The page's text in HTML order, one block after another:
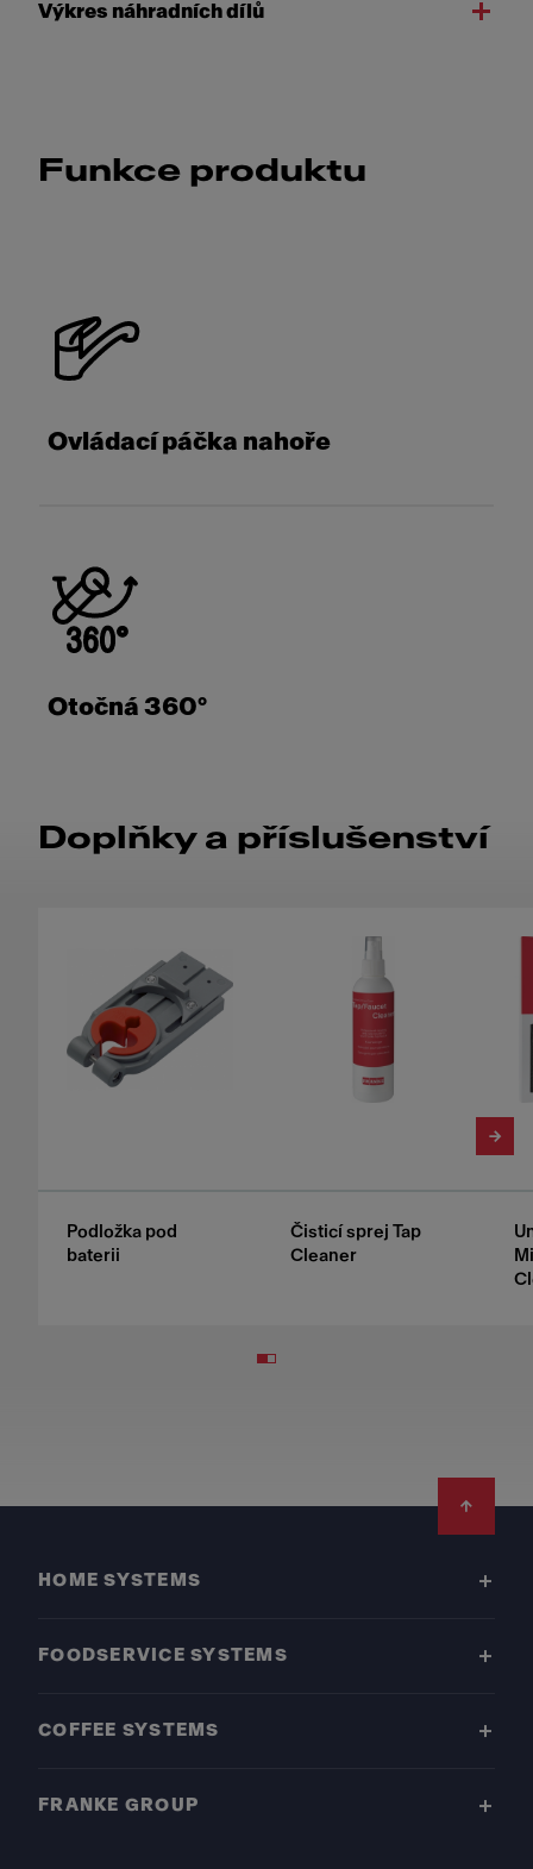
Výkres náhradních dílů
Funkce produktu
Ovládací páčka nahoře
Otočná 360°
Doplňky a příslušenství
Podložka pod
baterii
Čisticí sprej Tap
Cleaner
HOME SYSTEMS
FOODSERVICE SYSTEMS
COFFEE SYSTEMS
FRANKE GROUP